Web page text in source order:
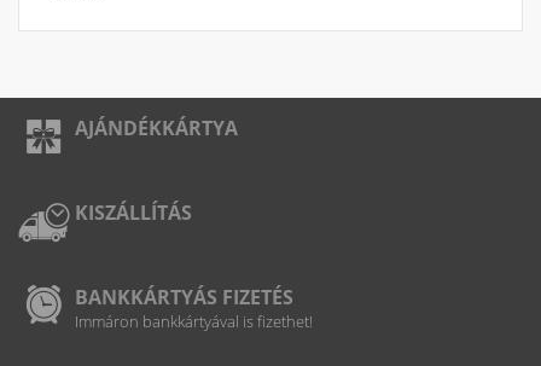
AJÁNDÉKKÁRTYA
KISZÁLLÍTÁS
BANKKÁRTYÁS FIZETÉS
Immáron bankkártyával is fizethet!